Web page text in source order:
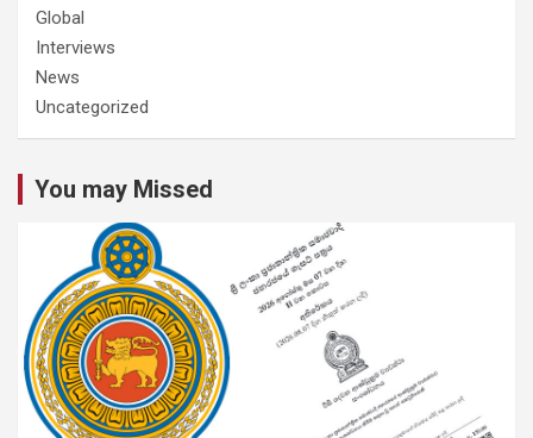
Global
Interviews
News
Uncategorized
You may Missed